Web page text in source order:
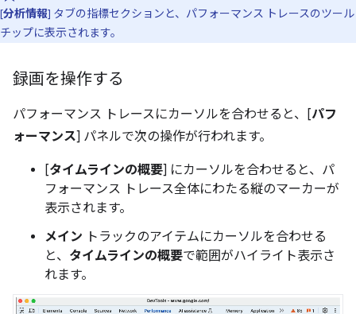
[分析情報] タブの指標セクションと、パフォーマンス トレースのツール
チップに表示されます。
録画を操作する
パフォーマンス トレースにカーソルを合わせると、[パフ
ォーマンス] パネルで次の操作が行われます。
[タイムラインの概要] にカーソルを合わせると、パ
フォーマンス トレース全体にわたる縦のマーカーが
表示されます。
メイン トラックのアイテムにカーソルを合わせる
と、 タイムラインの概要で範囲がハイライト表示さ
れます。